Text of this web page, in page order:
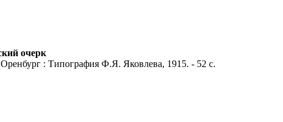
очерк
: Типография Ф.Я. Яковлева, 1915. - 52 с.